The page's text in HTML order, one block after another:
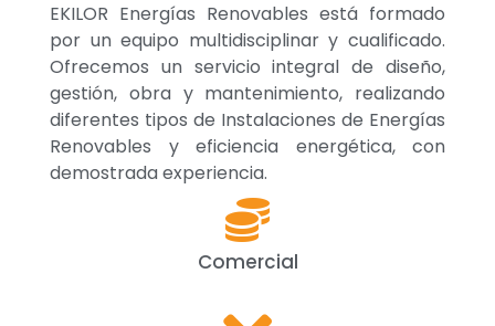
EKILOR Energías Renovables está formado
por un equipo multidisciplinar y cualificado.
Ofrecemos un servicio integral de diseño,
gestión, obra y mantenimiento, realizando
diferentes tipos de Instalaciones de Energías
Renovables y eficiencia energética, con
demostrada experiencia.
Comercial